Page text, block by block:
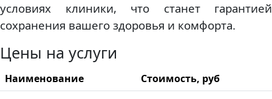
условиях клиники, что станет гарантией
сохранения вашего здоровья и комфорта.
Цены на услуги
Наименование Стоимость, руб